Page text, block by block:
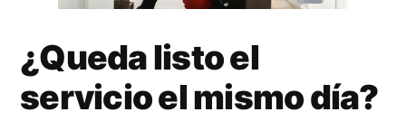
¿Queda listo el
servicio el mismo día?